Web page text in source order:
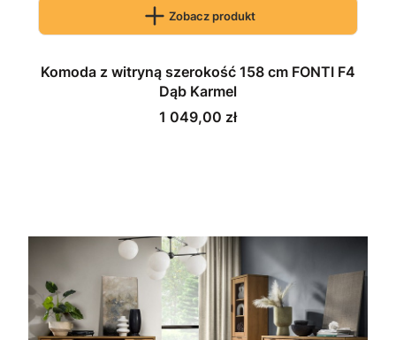
Zobacz produkt
Komoda z witryną szerokość 158 cm FONTI F4
Dąb Karmel
Cena
1 049,00 zł